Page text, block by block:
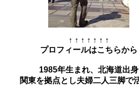
↑ ↑ ↑ ↑ ↑ ↑ ↑
プロフィールはこちらから
1985年生まれ、北海道出身
関東を拠点とし夫婦二人三脚で